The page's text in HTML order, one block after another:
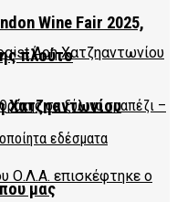
Wine Fair 2025,
πλούτο
μας
Χατζηαντωνίου